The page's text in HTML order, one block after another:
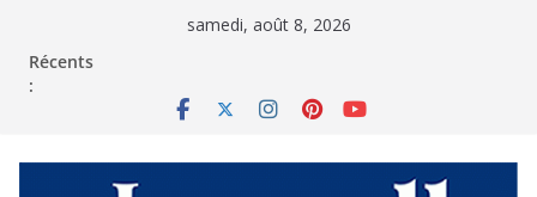
samedi, août 8, 2026
Récents
: